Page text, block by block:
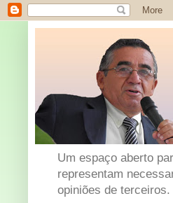
Um espaço aberto
representam
opiniões de